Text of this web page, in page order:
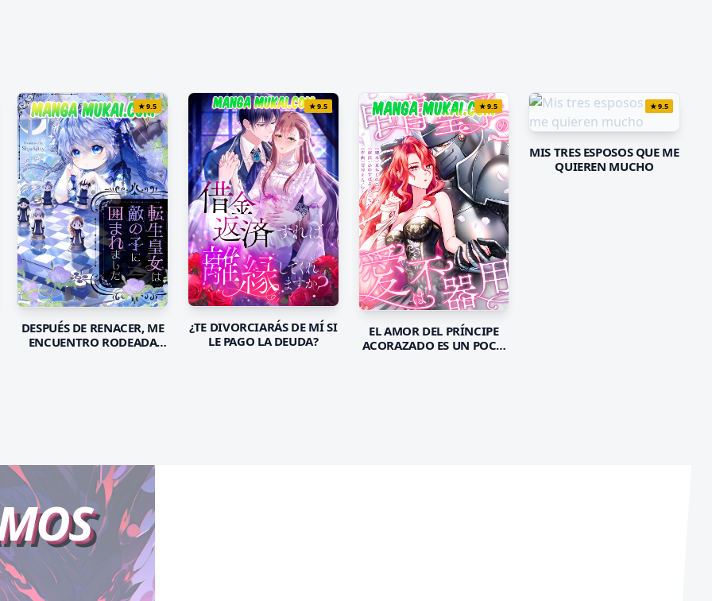
★9.5
DESPUÉS DE RENACER, ME
ENCUENTRO RODEADA
★9.5
¿TE DIVORCIARÁS DE MÍ SI
LE PAGO LA DEUDA?
★9.5
EL AMOR DEL PRÍNCIPE
ACORAZADO ES UN POCO
★9.5
MIS TRES ESPOSOS QUE ME
QUIEREN MUCHO